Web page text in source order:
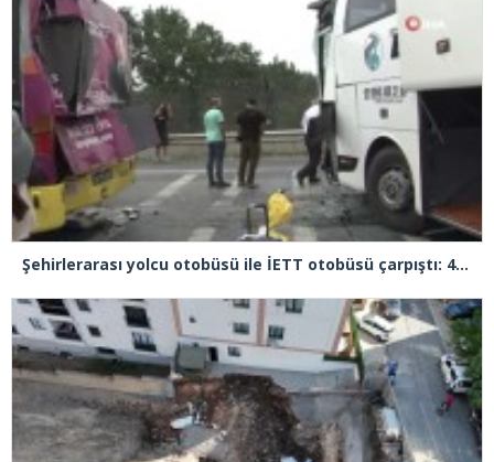
Şehirlerarası yolcu otobüsü ile İETT otobüsü çarpıştı: 4 yaralı